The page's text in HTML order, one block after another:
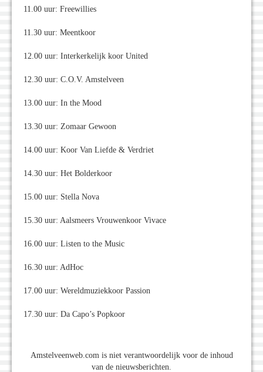
11.00 uur: Freewillies
11.30 uur: Meentkoor
12.00 uur: Interkerkelijk koor United
12.30 uur: C.O.V. Amstelveen
13.00 uur: In the Mood
13.30 uur: Zomaar Gewoon
14.00 uur: Koor Van Liefde & Verdriet
14.30 uur: Het Bolderkoor
15.00 uur: Stella Nova
15.30 uur: Aalsmeers Vrouwenkoor Vivace
16.00 uur: Listen to the Music
16.30 uur: AdHoc
17.00 uur: Wereldmuziekkoor Passion
17.30 uur: Da Capo’s Popkoor
Amstelveenweb.com is niet verantwoordelijk voor de inhoud
van de nieuwsberichten.